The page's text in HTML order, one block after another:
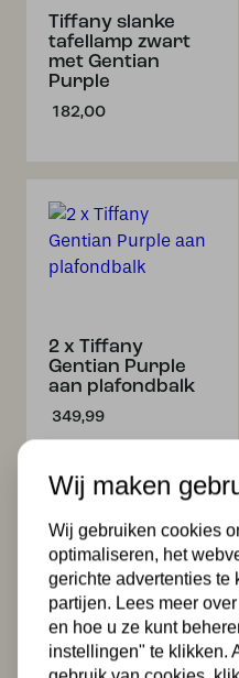
Tiffany slanke
tafellamp zwart
met Gentian
Purple
182,00
2 x Tiffany
Gentian Purple
aan plafondbalk
349,99
Tiffany Wandlamp
/ Plafonnière
Wij maken
Wij gebruiken cookies
optimaliseren, het
gerichte advertenties te
partijen. Lees meer
en hoe u ze kunt
instellingen" te klikken.